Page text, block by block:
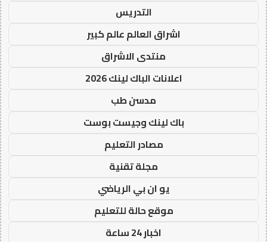
التدريس
اشراق العالم عالم كبير
منتدى الاشراق
اعلانات الباك لينك 2026
مدسن طب
باك لينك وجيست بوست
مصادر التعليم
مجلة تقنية
يو ان بي الرياضي
موقع حالة للتعليم
اخبار 24 ساعة